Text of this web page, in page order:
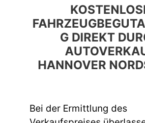
G DIREKT
HANNOVER
Bei der Ermittlung des